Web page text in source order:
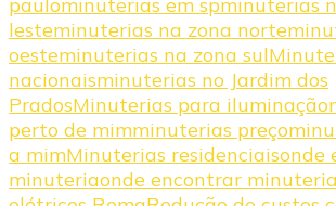
paulominuterias em spminuterias
lesteminuterias na zona norte
oesteminuterias na zona sul
nacionaisminuterias no Jardim dos
PradosMinuterias para iluminação
perto de mimminuterias preço
a mimMinuterias residenciaisonde
minuteriaonde encontrar